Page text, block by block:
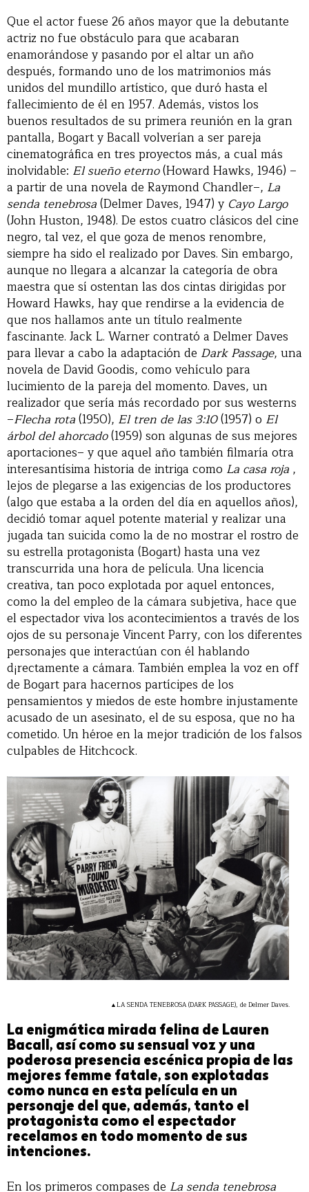
Que el actor fuese 26 años mayor que la debutante
actriz no fue obstáculo para que acabaran
enamorándose y pasando por el altar un año
después, formando uno de los matrimonios más
unidos del mundillo artístico, que duró hasta el
fallecimiento de él en 1957. Además, vistos los
buenos resultados de su primera reunión en la gran
pantalla, Bogart y Bacall volverían a ser pareja
cinematográfica en tres proyectos más, a cual más
inolvidable: El sueño eterno(Howard Hawks, 1946) –
a partir de una novela de Raymond Chandler–, La
senda tenebrosa(Delmer Daves, 1947) y Cayo Largo
(John Huston, 1948). De estos cuatro clásicos del cine
negro, tal vez, el que goza de menos renombre,
siempre ha sido el realizado por Daves. Sin embargo,
aunque no llegara a alcanzar la categoría de obra
maestra que sí ostentan las dos cintas dirigidas por
Howard Hawks, hay que rendirse a la evidencia de
que nos hallamos ante un título realmente
fascinante. Jack L. Warner contrató a Delmer Daves
para llevar a cabo la adaptación de Dark Passage, una
novela de David Goodis, como vehículo para
lucimiento de la pareja del momento. Daves, un
realizador que sería más recordado por sus westerns
–Flecha rota(1950), El tren de las 3:10(1957) o El
árbol del ahorcado(1959) son algunas de sus mejores
aportaciones– y que aquel año también filmaría otra
interesantísima historia de intriga como La casa roja ,
lejos de plegarse a las exigencias de los productores
(algo que estaba a la orden del día en aquellos años),
decidió tomar aquel potente material y realizar una
jugada tan suicida como la de no mostrar el rostro de
su estrella protagonista (Bogart) hasta una vez
transcurrida una hora de película. Una licencia
creativa, tan poco explotada por aquel entonces,
como la del empleo de la cámara subjetiva, hace que
el espectador viva los acontecimientos a través de los
ojos de su personaje Vincent Parry, con los diferentes
personajes que interactúan con él hablando
d¡rectamente a cámara. También emplea la voz en off
de Bogart para hacernos partícipes de los
pensamientos y miedos de este hombre injustamente
acusado de un asesinato, el de su esposa, que no ha
cometido. Un héroe en la mejor tradición de los falsos
culpables de Hitchcock.
▲LA SENDA TENEBROSA (DARK PASSAGE), de Delmer Daves.
La enigmática mirada felina de Lauren
Bacall, así como su sensual voz y una
poderosa presencia escénica propia de las
mejores femme fatale, son explotadas
como nunca en esta película en un
personaje del que, además, tanto el
protagonista como el espectador
recelamos en todo momento de sus
intenciones.
En los primeros compases de La senda tenebrosa